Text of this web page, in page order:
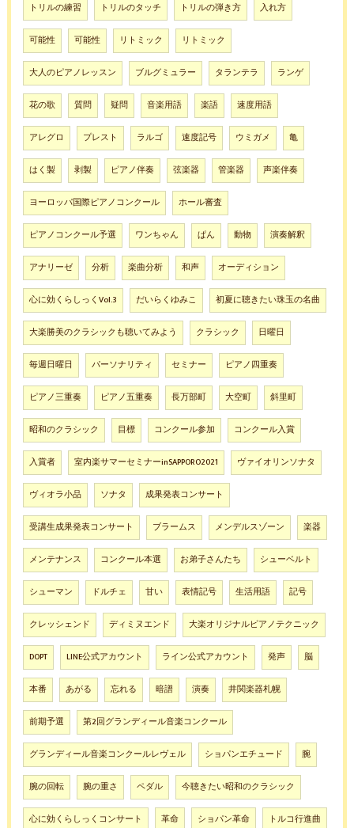
トリルの練習 トリルのタッチ トリルの弾き方 入れ方
可能性 可能性 リトミック リトミック
大人のピアノレッスン ブルグミュラー タランテラ ランゲ
花の歌 質問 疑問 音楽用語 楽語 速度用語
アレグロ プレスト ラルゴ 速度記号 ウミガメ 亀
はく製 剥製 ピアノ伴奏 弦楽器 管楽器 声楽伴奏
ヨーロッパ国際ピアノコンクール ホール審査
ピアノコンクール予選 ワンちゃん ぱん 動物 演奏解釈
アナリーゼ 分析 楽曲分析 和声 オーディション
心に効くらしっくVol.3 だいらくゆみこ 初夏に聴きたい珠玉の名曲
大楽勝美のクラシックも聴いてみよう クラシック 日曜日
毎週日曜日 パーソナリティ セミナー ピアノ四重奏
ピアノ三重奏 ピアノ五重奏 長万部町 大空町 斜里町
昭和のクラシック 目標 コンクール参加 コンクール入賞
入賞者 室内楽サマーセミナーinSAPPORO2021 ヴァイオリンソナタ
ヴィオラ小品 ソナタ 成果発表コンサート
受講生成果発表コンサート ブラームス メンデルスゾーン 楽器
メンテナンス コンクール本選 お弟子さんたち シューベルト
シューマン ドルチェ 甘い 表情記号 生活用語 記号
クレッシェンド ディミヌエンド 大楽オリジナルピアノテクニック
DOPT LINE公式アカウント ライン公式アカウント 発声 脳
本番 あがる 忘れる 暗譜 演奏 井関楽器札幌
前期予選 第2回グランディール音楽コンクール
グランディール音楽コンクールレヴェル ショパンエチュード 腕
腕の回転 腕の重さ ペダル 今聴きたい昭和のクラシック
心に効くらしっくコンサート 革命 ショパン革命 トルコ行進曲